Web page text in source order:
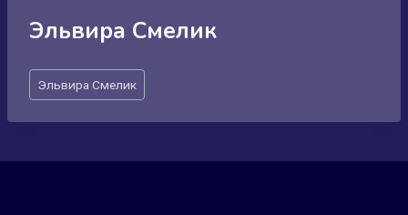
Эльвира Смелик
Метки
записи:
Эльвира Смелик